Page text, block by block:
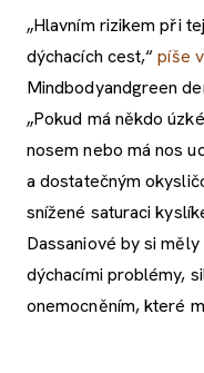
„Hlavním rizikem při
dýchacích cest,“píše
Mindbodyandgreen
„Pokud má někdo
nosem nebo má nos
a dostatečným
snížené saturaci
Dassaniové by si
dýchacími problémy,
onemocněním, které